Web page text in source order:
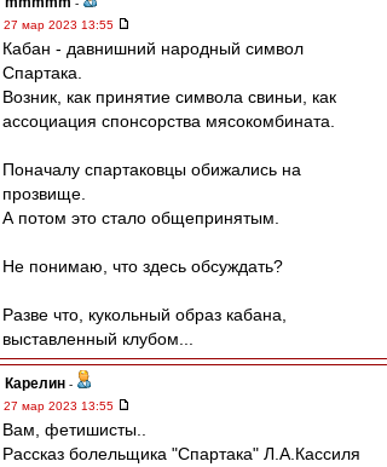
-
27 мар 2023 13:55
Кабан - давнишний народный символ
Спартака.
Возник, как принятие символа свиньи, как
ассоциация спонсорства мясокомбината.
Поначалу спартаковцы обижались на
прозвище.
А потом это стало общепринятым.
Не понимаю, что здесь обсуждать?
Разве что, кукольный образ кабана,
выставленный клубом...
Карелин -
27 мар 2023 13:55
Вам, фетишисты..
Рассказ болельщика "Спартака" Л.А.Кассиля